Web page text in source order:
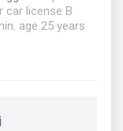
car license B
age 25 years